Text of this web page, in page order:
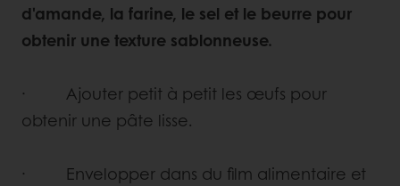
d'amande, la farine, le sel et le beurre pour
obtenir une texture sablonneuse.
· Ajouter petit à petit les œufs pour
obtenir une pâte lisse.
· Envelopper dans du film alimentaire et